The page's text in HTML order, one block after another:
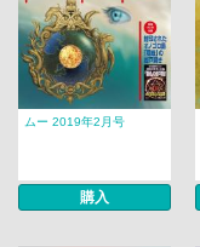
ムー 2019年2月号
購入